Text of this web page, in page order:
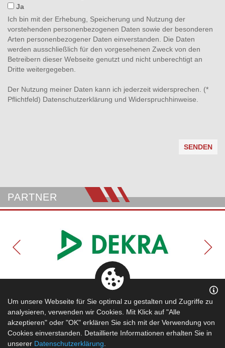
Ja
Ich bin mit der Erhebung, Speicherung und Nutzung der
vorstehenden personenbezogenen Daten sowie der besonderen
Arten personenbezogener Daten einverstanden. Die Daten
werden ausschließlich für den vorgesehenen Zweck von den
Betreibern dieser Webseite genutzt und nicht unberechtigt an
Dritte weitergegeben.
Der Nutzung meiner Daten kann ich jederzeit widersprechen. (*
Pflichtfeld) Datenschutzerklärung und Widerspruchhinweise
SENDEN
PARTNER
Um unsere Webseite für Sie optimal zu gestalten und Zugriffe zu
analysieren, verwenden wir Cookies. Mit Klick auf "Alle
akzeptieren" oder "OK" erklären Sie sich mit der Verwendung von
Cookies einverstanden. Detaillierte Informationen erhalten Sie in
unserer Datenschutzerklärung